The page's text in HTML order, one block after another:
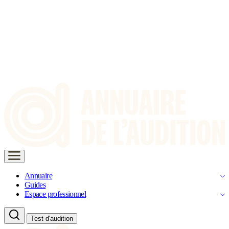
Annuaire
Guides
Espace professionnel
Test d'audition